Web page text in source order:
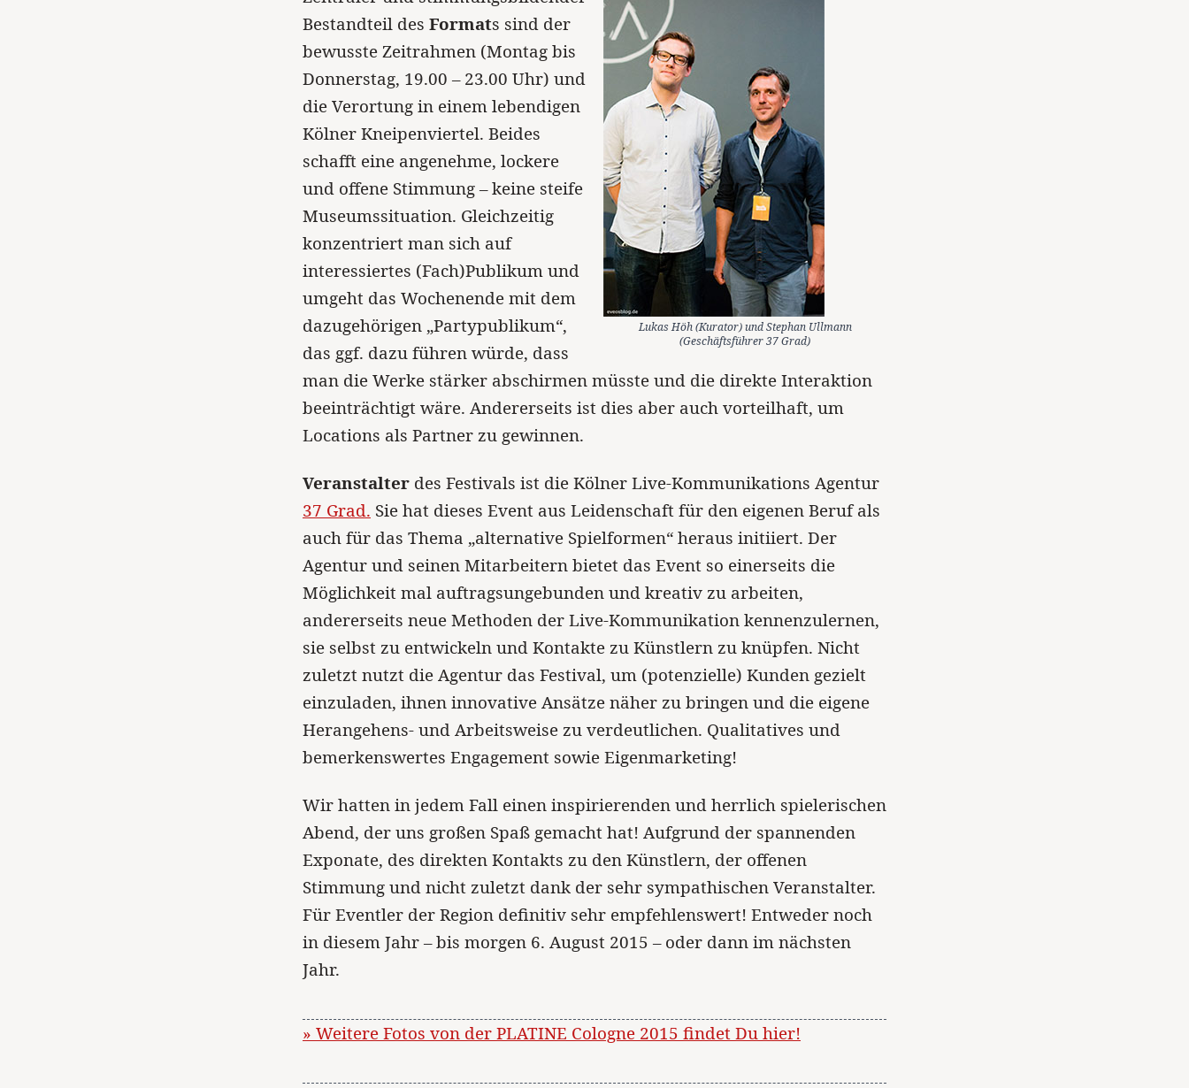
Lukas Höh (Kurator) und Stephan Ullmann
(Geschäftsführer 37 Grad)
Bestandteil des Formats sind der
bewusste Zeitrahmen (Montag bis
Donnerstag, 19.00 – 23.00 Uhr) und
die Verortung in einem lebendigen
Kölner Kneipenviertel. Beides
schafft eine angenehme, lockere
und offene Stimmung – keine steife
Museumssituation. Gleichzeitig
konzentriert man sich auf
interessiertes (Fach)Publikum und
umgeht das Wochenende mit dem
dazugehörigen „Partypublikum“,
das ggf. dazu führen würde, dass
man die Werke stärker abschirmen müsste und die direkte Interaktion
beeinträchtigt wäre. Andererseits ist dies aber auch vorteilhaft, um
Locations als Partner zu gewinnen.
Veranstalter des Festivals ist die Kölner Live-Kommunikations Agentur
37 Grad. Sie hat dieses Event aus Leidenschaft für den eigenen Beruf als
auch für das Thema „alternative Spielformen“ heraus initiiert. Der
Agentur und seinen Mitarbeitern bietet das Event so einerseits die
Möglichkeit mal auftragsungebunden und kreativ zu arbeiten,
andererseits neue Methoden der Live-Kommunikation kennenzulernen,
sie selbst zu entwickeln und Kontakte zu Künstlern zu knüpfen. Nicht
zuletzt nutzt die Agentur das Festival, um (potenzielle) Kunden gezielt
einzuladen, ihnen innovative Ansätze näher zu bringen und die eigene
Herangehens- und Arbeitsweise zu verdeutlichen. Qualitatives und
bemerkenswertes Engagement sowie Eigenmarketing!
Wir hatten in jedem Fall einen inspirierenden und herrlich spielerischen
Abend, der uns großen Spaß gemacht hat! Aufgrund der spannenden
Exponate, des direkten Kontakts zu den Künstlern, der offenen
Stimmung und nicht zuletzt dank der sehr sympathischen Veranstalter.
Für Eventler der Region definitiv sehr empfehlenswert! Entweder noch
in diesem Jahr – bis morgen 6. August 2015 – oder dann im nächsten
Jahr.
» Weitere Fotos von der PLATINE Cologne 2015 findet Du hier!